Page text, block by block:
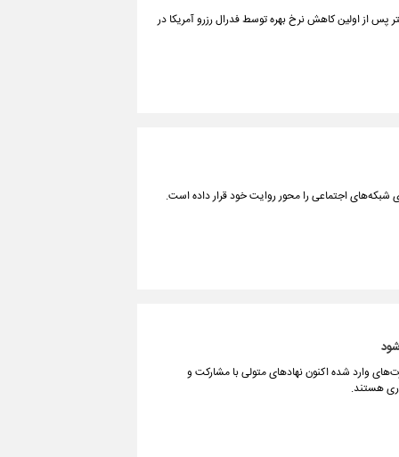
پس از اولین کاهش نرخ بهره توسط فدرال رزرو آمریکا در
شبکه‌های اجتماعی را محور روایت خود قرار داده است.
وارد شده اکنون نهادهای متولی با مشارکت و
هستند.